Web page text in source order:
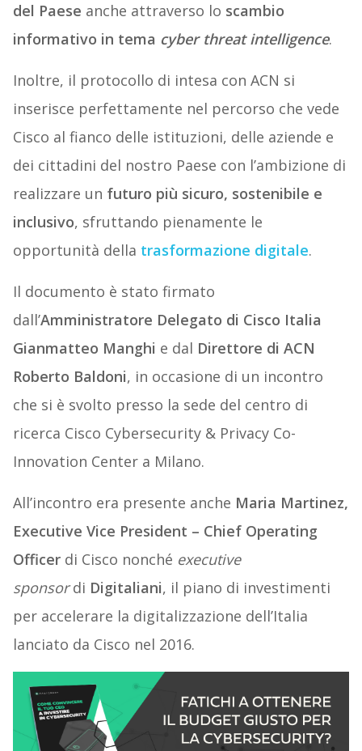
del Paese anche attraverso lo scambio
informativo in tema cyber threat intelligence.
Inoltre, il protocollo di intesa con ACN si
inserisce perfettamente nel percorso che vede
Cisco al fianco delle istituzioni, delle aziende e
dei cittadini del nostro Paese con l’ambizione di
realizzare un futuro più sicuro, sostenibile e
inclusivo, sfruttando pienamente le
opportunità della trasformazione digitale.
Il documento è stato firmato
dall’Amministratore Delegato di Cisco Italia
Gianmatteo Manghi e dal Direttore di ACN
Roberto Baldoni, in occasione di un incontro
che si è svolto presso la sede del centro di
ricerca Cisco Cybersecurity & Privacy Co-
Innovation Center a Milano.
All’incontro era presente anche Maria Martinez,
Executive Vice President – Chief Operating
Officerdi Cisco nonché executive
sponsordi Digitaliani, il piano di investimenti
per accelerare la digitalizzazione dell’Italia
lanciato da Cisco nel 2016.